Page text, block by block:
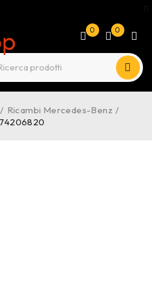
0 0
/ Ricambi Mercedes-Benz /